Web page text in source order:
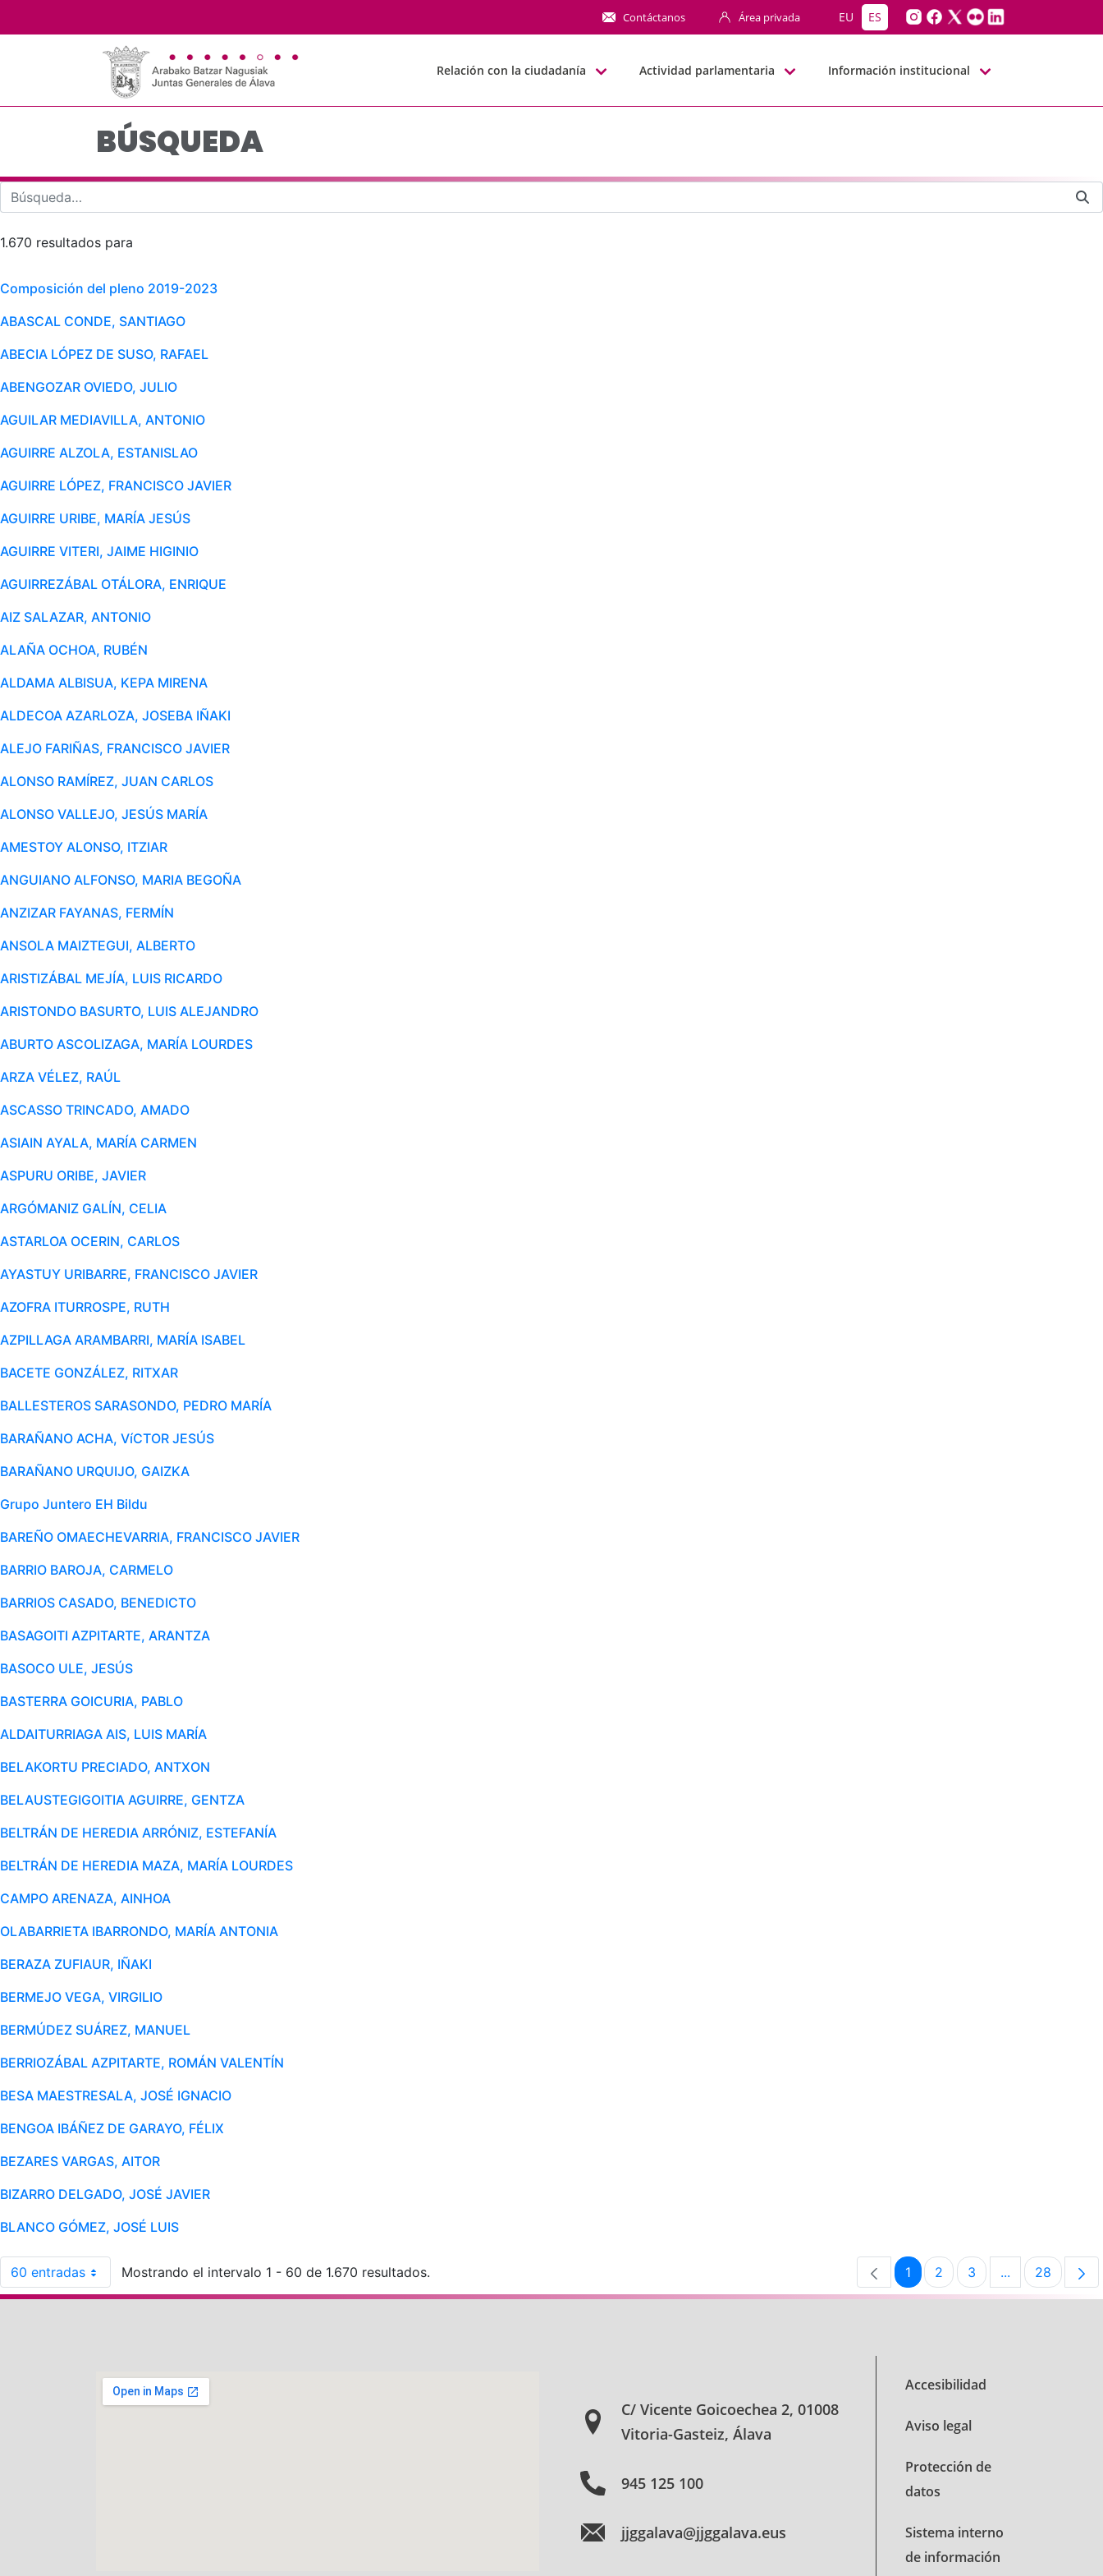
Contáctanos Área privada EU ES
Relación con la ciudadanía Actividad parlamentaria Información institucional
BÚSQUEDA
1.670 resultados para
Composición del pleno 2019-2023
ABASCAL CONDE, SANTIAGO
ABECIA LÓPEZ DE SUSO, RAFAEL
ABENGOZAR OVIEDO, JULIO
AGUILAR MEDIAVILLA, ANTONIO
AGUIRRE ALZOLA, ESTANISLAO
AGUIRRE LÓPEZ, FRANCISCO JAVIER
AGUIRRE URIBE, MARÍA JESÚS
AGUIRRE VITERI, JAIME HIGINIO
AGUIRREZÁBAL OTÁLORA, ENRIQUE
AIZ SALAZAR, ANTONIO
ALAÑA OCHOA, RUBÉN
ALDAMA ALBISUA, KEPA MIRENA
ALDECOA AZARLOZA, JOSEBA IÑAKI
ALEJO FARIÑAS, FRANCISCO JAVIER
ALONSO RAMÍREZ, JUAN CARLOS
ALONSO VALLEJO, JESÚS MARÍA
AMESTOY ALONSO, ITZIAR
ANGUIANO ALFONSO, MARIA BEGOÑA
ANZIZAR FAYANAS, FERMÍN
ANSOLA MAIZTEGUI, ALBERTO
ARISTIZÁBAL MEJÍA, LUIS RICARDO
ARISTONDO BASURTO, LUIS ALEJANDRO
ABURTO ASCOLIZAGA, MARÍA LOURDES
ARZA VÉLEZ, RAÚL
ASCASSO TRINCADO, AMADO
ASIAIN AYALA, MARÍA CARMEN
ASPURU ORIBE, JAVIER
ARGÓMANIZ GALÍN, CELIA
ASTARLOA OCERIN, CARLOS
AYASTUY URIBARRE, FRANCISCO JAVIER
AZOFRA ITURROSPE, RUTH
AZPILLAGA ARAMBARRI, MARÍA ISABEL
BACETE GONZÁLEZ, RITXAR
BALLESTEROS SARASONDO, PEDRO MARÍA
BARAÑANO ACHA, VíCTOR JESÚS
BARAÑANO URQUIJO, GAIZKA
Grupo Juntero EH Bildu
BAREÑO OMAECHEVARRIA, FRANCISCO JAVIER
BARRIO BAROJA, CARMELO
BARRIOS CASADO, BENEDICTO
BASAGOITI AZPITARTE, ARANTZA
BASOCO ULE, JESÚS
BASTERRA GOICURIA, PABLO
ALDAITURRIAGA AIS, LUIS MARÍA
BELAKORTU PRECIADO, ANTXON
BELAUSTEGIGOITIA AGUIRRE, GENTZA
BELTRÁN DE HEREDIA ARRÓNIZ, ESTEFANÍA
BELTRÁN DE HEREDIA MAZA, MARÍA LOURDES
CAMPO ARENAZA, AINHOA
OLABARRIETA IBARRONDO, MARÍA ANTONIA
BERAZA ZUFIAUR, IÑAKI
BERMEJO VEGA, VIRGILIO
BERMÚDEZ SUÁREZ, MANUEL
BERRIOZÁBAL AZPITARTE, ROMÁN VALENTÍN
BESA MAESTRESALA, JOSÉ IGNACIO
BENGOA IBÁÑEZ DE GARAYO, FÉLIX
BEZARES VARGAS, AITOR
BIZARRO DELGADO, JOSÉ JAVIER
BLANCO GÓMEZ, JOSÉ LUIS
60 entradas Mostrando el intervalo 1 - 60 de 1.670 resultados. Página
1 Página
2 Página
3 ...PáginasPágina
28
C/ Vicente Goicoechea 2, 01008
Vitoria-Gasteiz, Álava
945 125 100
jjggalava@jjggalava.eus
Accesibilidad
Aviso legal
Protección de
datos
Sistema interno
de información